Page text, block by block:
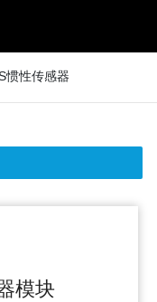
惯性传感器
模块